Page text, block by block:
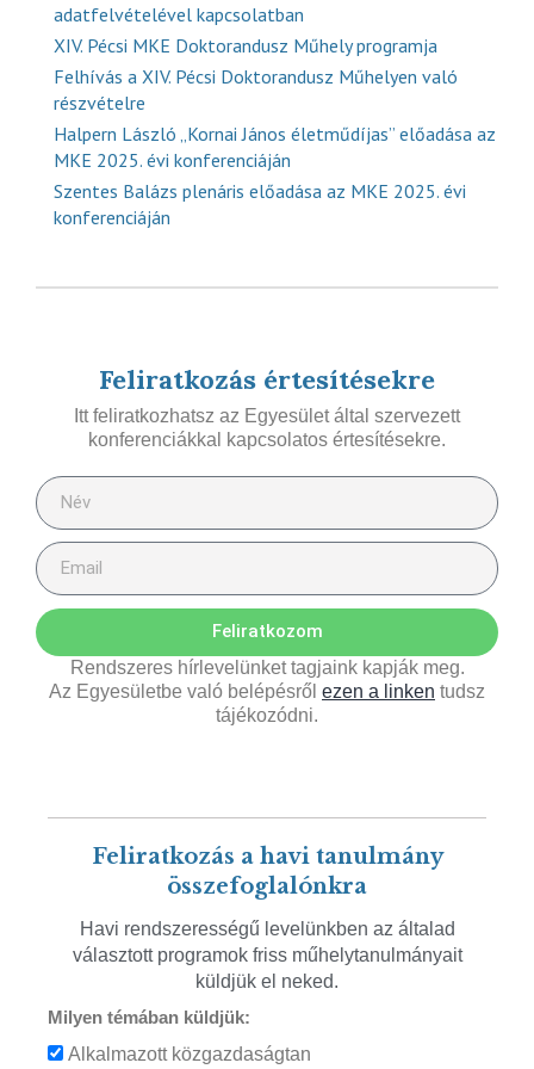
adatfelvételével kapcsolatban
XIV. Pécsi MKE Doktorandusz Műhely programja
Felhívás a XIV. Pécsi Doktorandusz Műhelyen való
részvételre
Halpern László „Kornai János életműdíjas” előadása az
MKE 2025. évi konferenciáján
Szentes Balázs plenáris előadása az MKE 2025. évi
konferenciáján
Feliratkozás értesítésekre
Itt feliratkozhatsz az Egyesület által szervezett
konferenciákkal kapcsolatos értesítésekre.
Feliratkozom
Rendszeres hírlevelünket tagjaink kapják meg.
Az Egyesületbe való belépésről ezen a linken tudsz
tájékozódni.
Feliratkozás a havi tanulmány
összefoglalónkra
Havi rendszerességű levelünkben az általad
választott programok friss műhelytanulmányait
küldjük el neked.
Milyen témában küldjük:
Alkalmazott közgazdaságtan